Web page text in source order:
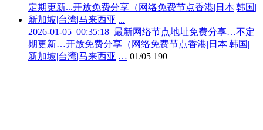
2026-01-05_00:35:18_最新网络节点地址免费分享…不定
期更新…开放免费分享（网络免费节点香港|日本|韩国|
新加坡|台湾|马来西亚|… 01/05 190